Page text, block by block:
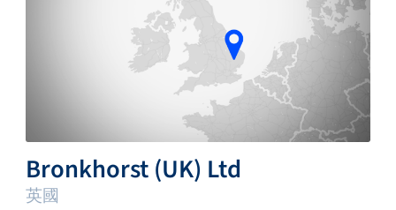
Bronkhorst (UK) Ltd
英國